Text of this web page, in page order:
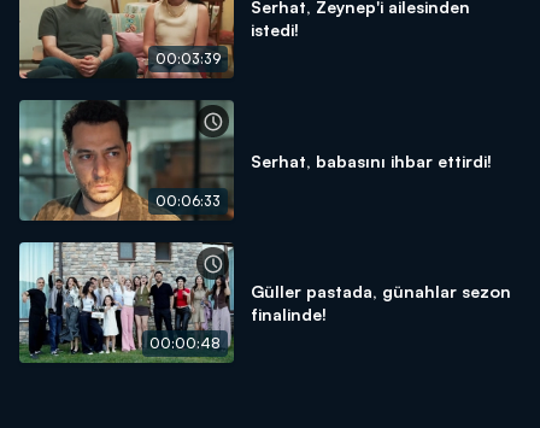
00:03:39
Serhat, Zeynep'i ailesinden
istedi!
00:06:33
Serhat, babasını ihbar ettirdi!
00:00:48
Güller pastada, günahlar sezon
finalinde!